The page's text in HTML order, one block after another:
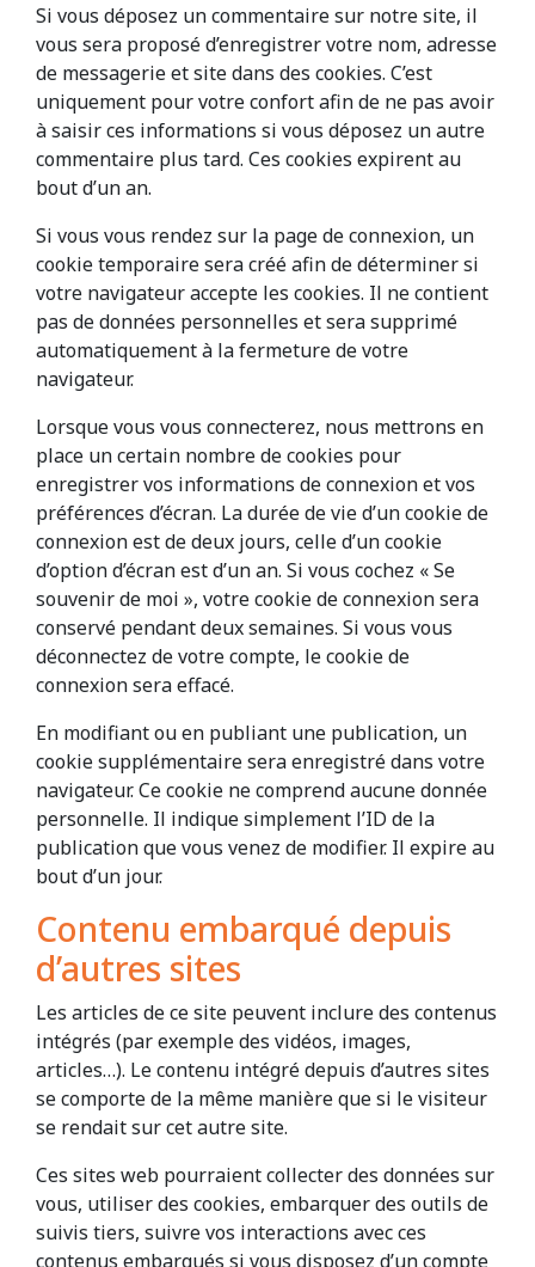
Si vous déposez un commentaire sur notre site, il
vous sera proposé d’enregistrer votre nom, adresse
de messagerie et site dans des cookies. C’est
uniquement pour votre confort afin de ne pas avoir
à saisir ces informations si vous déposez un autre
commentaire plus tard. Ces cookies expirent au
bout d’un an.
Si vous vous rendez sur la page de connexion, un
cookie temporaire sera créé afin de déterminer si
votre navigateur accepte les cookies. Il ne contient
pas de données personnelles et sera supprimé
automatiquement à la fermeture de votre
navigateur.
Lorsque vous vous connecterez, nous mettrons en
place un certain nombre de cookies pour
enregistrer vos informations de connexion et vos
préférences d’écran. La durée de vie d’un cookie de
connexion est de deux jours, celle d’un cookie
d’option d’écran est d’un an. Si vous cochez « Se
souvenir de moi », votre cookie de connexion sera
conservé pendant deux semaines. Si vous vous
déconnectez de votre compte, le cookie de
connexion sera effacé.
En modifiant ou en publiant une publication, un
cookie supplémentaire sera enregistré dans votre
navigateur. Ce cookie ne comprend aucune donnée
personnelle. Il indique simplement l’ID de la
publication que vous venez de modifier. Il expire au
bout d’un jour.
Contenu embarqué depuis
d’autres sites
Les articles de ce site peuvent inclure des contenus
intégrés (par exemple des vidéos, images,
articles…). Le contenu intégré depuis d’autres sites
se comporte de la même manière que si le visiteur
se rendait sur cet autre site.
Ces sites web pourraient collecter des données sur
vous, utiliser des cookies, embarquer des outils de
suivis tiers, suivre vos interactions avec ces
contenus embarqués si vous disposez d’un compte